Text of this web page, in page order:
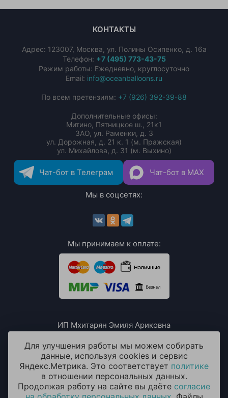
КОНТАКТЫ
Адрес: 123007, Москва, ул. Полины Осипенко, д. 16а
Телефон: +7 (495) 773-43-75
Режим работы: Ежедневно, круглосуточно
Email: info@oceanballoons.ru
По всем претензиям: +7 (926) 392-39-88
Дополнительные офисы:
Митино, Пятницкое ш., 21к1
ЗАО, ул. Раменки, д. 3
ул. Дорожная, д. 21 к. 1 (м. Пражская)
ул. Михайлова, д. 31 (м. Выхино)
Чат-бот в Телеграм Чат-бот в MAX
Мы в соцсетях:
Мы принимаем к оплате:
ИП Мхитарян Эмиля Ариковна
ИНН: 771385063807
ОГРН / ОГРНИП: 319508100076230
Для улучшения работы мы можем собирать
данные, используя cookies и сервис
Яндекс.Метрика. Это соответствует политике
в отношении персональных данных.
Продолжая работу на сайте вы даёте согласие